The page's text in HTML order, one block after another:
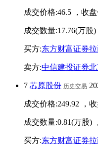
成交价格:46.5 ，收
成交数量:17.76(万股)
买方:东方财富证券
卖方:中信建投证券
7 芯原股份 历史交易
成交价格:249.92 ，
成交数量:0.81(万股)
买方:东方财富证券